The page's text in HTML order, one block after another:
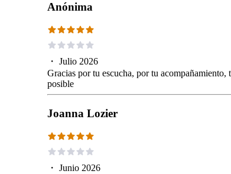
Anónima
・ Julio 2026
Gracias por tu escucha, por tu
posible
Joanna Lozier
・ Junio 2026